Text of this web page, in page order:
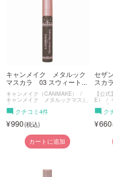
キャンメイク メタルック
マスカラ 03 スウィート...
キャンメイク（CANMAKE）
キャンメイク メタルックマスカ
ラ
クチコミ4件
990
カートに追加
セザ
スカ
【公
E）
スカラ
ク
660